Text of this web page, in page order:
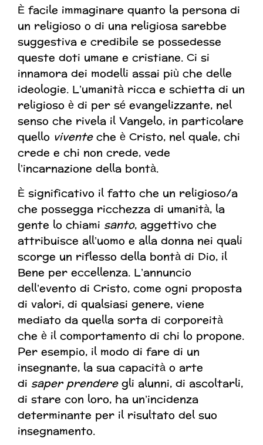
È facile immaginare quanto la persona di
un religioso o di una religiosa sarebbe
suggestiva e credibile se possedesse
queste doti umane e cristiane. Ci si
innamora dei modelli assai più che delle
ideologie. L’umanità ricca e schietta di un
religioso è di per sé evangelizzante, nel
senso che rivela il Vangelo, in particolare
quello viventeche è Cristo, nel quale, chi
crede e chi non crede, vede
l’incarnazione della bontà.
È significativo il fatto che un religioso/a
che possegga ricchezza di umanità, la
gente lo chiami santo, aggettivo che
attribuisce all’uomo e alla donna nei quali
scorge un riflesso della bontà di Dio, il
Bene per eccellenza. L’annuncio
dell’evento di Cristo, come ogni proposta
di valori, di qualsiasi genere, viene
mediato da quella sorta di corporeità
che è il comportamento di chi lo propone.
Per esempio, il modo di fare di un
insegnante, la sua capacità o arte
di saper prenderegli alunni, di ascoltarli,
di stare con loro, ha un’incidenza
determinante per il risultato del suo
insegnamento.